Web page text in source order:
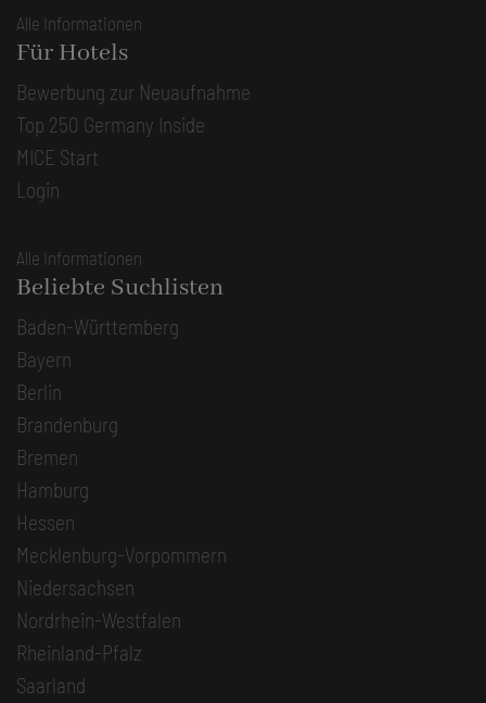
Alle Informationen
Für Hotels
Bewerbung zur Neuaufnahme
Top 250 Germany Inside
MICE Start
Login
Alle Informationen
Beliebte Suchlisten
Baden-Württemberg
Bayern
Berlin
Brandenburg
Bremen
Hamburg
Hessen
Mecklenburg-Vorpommern
Niedersachsen
Nordrhein-Westfalen
Rheinland-Pfalz
Saarland